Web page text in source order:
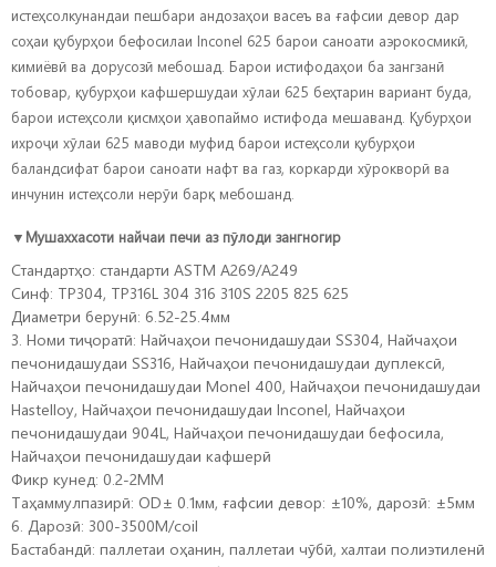
истеҳсолкунандаи пешбари андозаҳои васеъ ва ғафсии девор дар
соҳаи қубурҳои бефосилаи Inconel 625 барои саноати аэрокосмикӣ,
кимиёвӣ ва дорусозӣ мебошад. Барои истифодаҳои ба зангзанӣ
тобовар, қубурҳои кафшершудаи хӯлаи 625 беҳтарин вариант буда,
барои истеҳсоли қисмҳои ҳавопаймо истифода мешаванд. Қубурҳои
ихроҷи хӯлаи 625 маводи муфид барои истеҳсоли қубурҳои
баландсифат барои саноати нафт ва газ, коркарди хӯрокворӣ ва
инчунин истеҳсоли нерӯи барқ ​​​​мебошанд.
▼ Мушаххасоти найчаи печи аз пӯлоди зангногир
Стандартҳо: стандарти ASTM A269/A249
Синф: TP304, TP316L 304 316 310S 2205 825 625
Диаметри берунӣ: 6.52-25.4мм
3. Номи тиҷоратӣ: Найчаҳои печонидашудаи SS304, Найчаҳои
печонидашудаи SS316, Найчаҳои печонидашудаи дуплексӣ,
Найчаҳои печонидашудаи Monel 400, Найчаҳои печонидашудаи
Hastelloy, Найчаҳои печонидашудаи Inconel, Найчаҳои
печонидашудаи 904L, Найчаҳои печонидашудаи бефосила,
Найчаҳои печонидашудаи кафшерӣ
Фикр кунед: 0.2-2MM
Таҳаммулпазирӣ: OD± 0.1мм, ғафсии девор: ±10%, дарозӣ: ±5мм
6. Дарозӣ: 300-3500M/coil
Бастабандӣ: паллетаи оҳанин, паллетаи чӯбӣ, халтаи полиэтиленӣ